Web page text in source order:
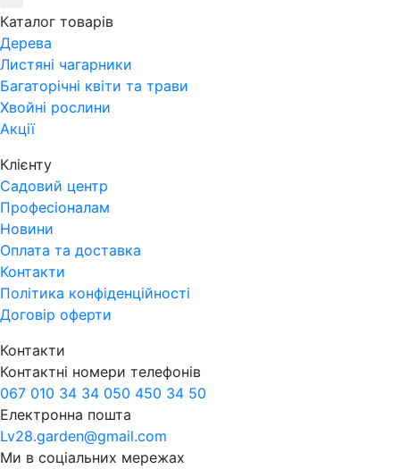
Каталог товарів
Дерева
Листяні чагарники
Багаторічні квіти та трави
Хвойні рослини
Акції
Клієнту
Садовий центр
Професіоналам
Новини
Оплата та доставка
Контакти
Політика конфіденційності
Договір оферти
Контакти
Контактні номери телефонів
067 010 34 34 050 450 34 50
Електронна пошта
Lv28.garden@gmail.com
Ми в соціальних мережах